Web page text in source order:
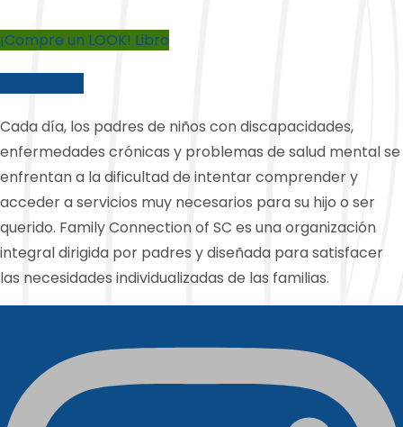
¡Compre un LOOK! Libro
Cada día, los padres de niños con discapacidades,
enfermedades crónicas y problemas de salud mental se
enfrentan a la dificultad de intentar comprender y
acceder a servicios muy necesarios para su hijo o ser
querido. Family Connection of SC es una organización
integral dirigida por padres y diseñada para satisfacer
las necesidades individualizadas de las familias.